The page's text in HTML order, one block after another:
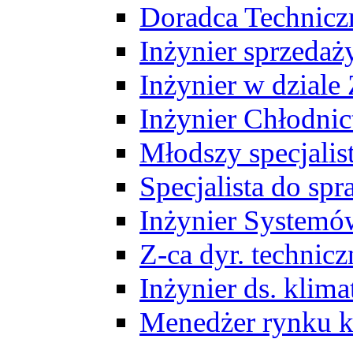
Doradca
Inżynier
Inżynier w dziale
Inżynier
Młodszy
Specjalista do
Inżynier
Z-ca dyr.
Inżynier ds.
Menedżer rynku